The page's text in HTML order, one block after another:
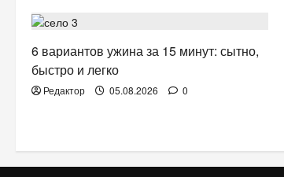
6 вариантов ужина за 15 минут: сытно,
быстро и легко
Редактор 05.08.2026 0